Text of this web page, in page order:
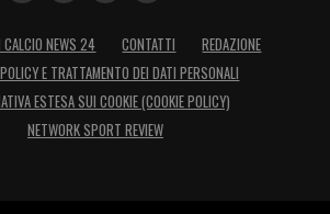
CALCIO NEWS 24 CONTATTI
REDAZIONE
E TRATTAMENTO DEI DATI PERSONALI
ESTESA SUI COOKIE (COOKIE POLICY)
NETWORK SPORT REVIEW